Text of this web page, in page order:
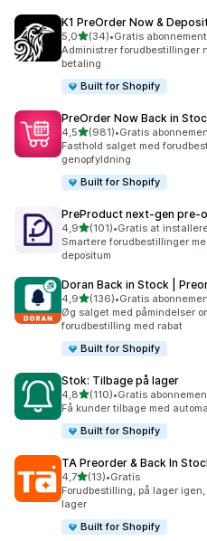
K1 PreOrder Now &
5,0ud af 5 stjerner
(34)
34 anmeldelser i alt
•Gratis
Administrer forudbestillinger
betaling
Built for Shopify
PreOrder Now Back in
4,5ud af 5 stjerner
(981)
981 anmeldelser i alt
•Gratis
Fasthold salget med
genopfyldning
Built for Shopify
PreProduct next‑gen
4,9ud af 5 stjerner
(101)
101 anmeldelser i alt
•Gratis at
Smartere forudbestillinger
depositum
Doran Back in Stock |
4,9ud af 5 stjerner
(136)
136 anmeldelser i alt
•Gratis
Øg salget med påmindelser
forudbestilling med rabat
Built for Shopify
Stok: Tilbage på lager
4,8ud af 5 stjerner
(110)
110 anmeldelser i alt
•Gratis
Få kunder tilbage med
Built for Shopify
TA Preorder & Back In
4,7ud af 5 stjerner
(13)
13 anmeldelser i alt
•Gratis
Forudbestilling, på lager
lager
Built for Shopify